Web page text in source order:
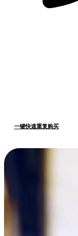
一键快速重复购买